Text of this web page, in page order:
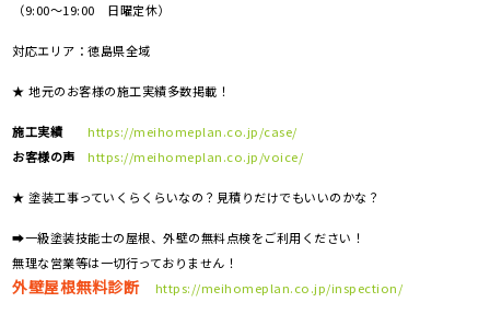
（9:00～19:00 日曜定休）
対応エリア：徳島県全域
★ 地元のお客様の施工実績多数掲載！
施工実績
https://meihomeplan.co.jp/case/
お客様の声
https://meihomeplan.co.jp/voice/
★ 塗装工事っていくらくらいなの？見積りだけでもいいのかな？
➡一級塗装技能士の屋根、外壁の無料点検をご利用ください！
無理な営業等は一切行っておりません！
外壁屋根無料診断 https://meihomeplan.co.jp/inspection/